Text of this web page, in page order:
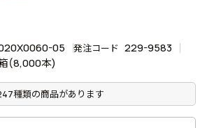
05 発注コード 229-9583
(8,000本)
種類の商品があります